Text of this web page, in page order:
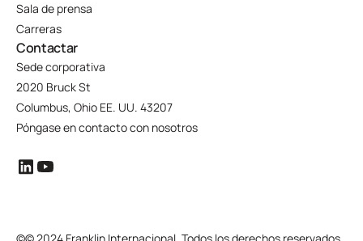
Sala de prensa
Carreras
Contactar
Sede corporativa
2020 Bruck St
Columbus, Ohio EE. UU. 43207
Póngase en contacto con nosotros